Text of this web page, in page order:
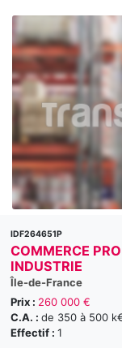
IDF264651P
COMMERCE
INDUSTRIE
Île-de-France
Prix : 260 000 €
C.A. : de 350 à 500
Effectif : 1